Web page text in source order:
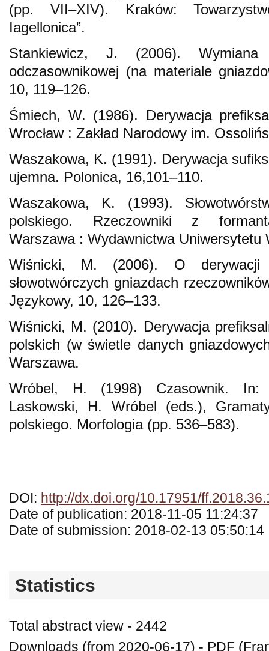
(pp. VII–XIV). Kraków:
Iagellonica”.
Stankiewicz, J. (2006).
odczasownikowej (na materiale
10, 119–126.
Śmiech, W. (1986). Derywacja
Wrocław : Zakład Narodowy im.
Waszakowa, K. (1991). Derywacja
ujemna. Polonica, 16,101–110.
Waszakowa, K. (1993).
polskiego. Rzeczowniki z
Warszawa : Wydawnictwa Uniwersytetu
Wiśnicki, M. (2006). O derywacji
słowotwórczych gniazdach
Językowy, 10, 126–133.
Wiśnicki, M. (2010). Derywacja
polskich (w świetle danych
Warszawa.
Wróbel, H. (1998) Czasownik. In:
Laskowski, H. Wróbel (eds.),
polskiego. Morfologia (pp. 536–583).
DOI: http://dx.doi.org/10.17951/
Date of publication: 2018-11-05 11:24:37
Date of submission: 2018-02-13 05:50:14
Statistics
Total abstract view - 2442
Downloads (from 2020-06-17) - PDF